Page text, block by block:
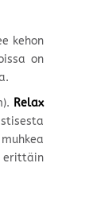
kehon
on
Relax